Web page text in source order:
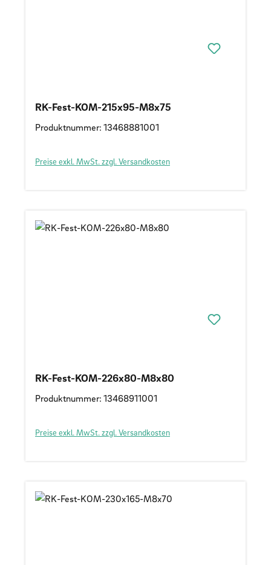
RK-Fest-KOM-215x95-M8x75
Produktnummer: 13468881001
Preise exkl. MwSt. zzgl. Versandkosten
RK-Fest-KOM-226x80-M8x80
Produktnummer: 13468911001
Preise exkl. MwSt. zzgl. Versandkosten